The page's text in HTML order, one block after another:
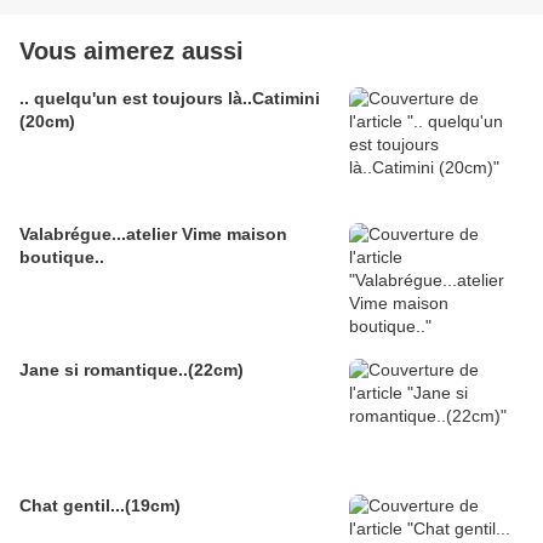
Vous aimerez aussi
.. quelqu'un est toujours là..Catimini
(20cm)
Valabrégue...atelier Vime maison
boutique..
Jane si romantique..(22cm)
Chat gentil...(19cm)